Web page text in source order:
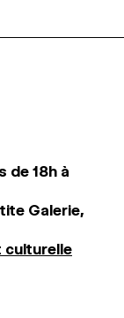
de 18h à
Galerie,
culturelle